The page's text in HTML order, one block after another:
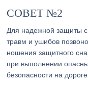
СОВЕТ №2
Для надежной защиты
травм и ушибов
ношения защитного
при выполнении
безопасности на дороге.